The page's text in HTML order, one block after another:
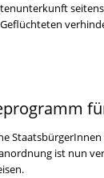
seitens
ist nun